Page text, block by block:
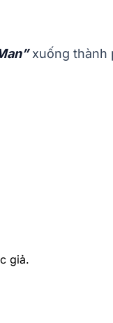
xuống thành
giả.